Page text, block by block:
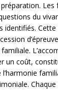
du
identifiés.
un coût,